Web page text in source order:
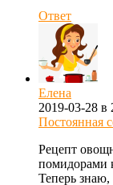
Ответ
Елена
2019-03-28 в
Постоянная
Рецепт
помидорами
Теперь